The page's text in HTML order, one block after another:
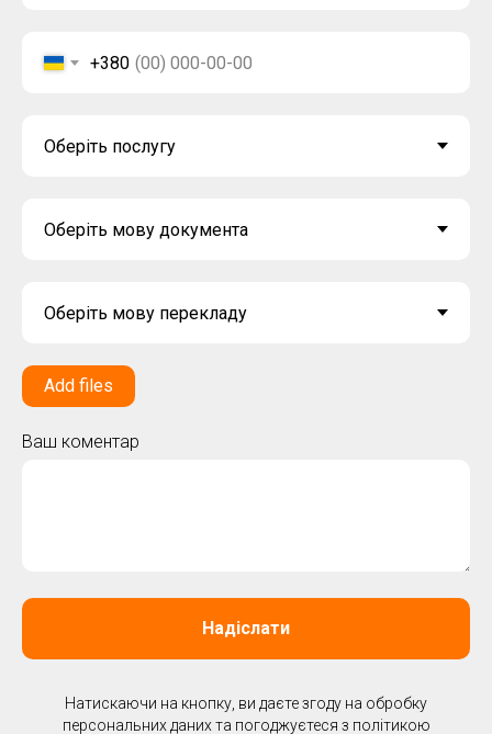
+380
Add files
Ваш коментар
Надіслати
Натискаючи на кнопку, ви даєте згоду на обробку
персональних даних та погоджуєтеся з політикою